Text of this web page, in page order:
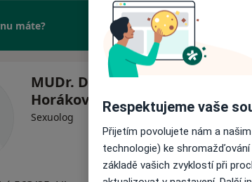
máte?
MUDr. Daniela
Horáková
Sexuolog
Respektujeme vaše
Přijetím povolujete nám a
technologie) ke
základě vašich zvyklostí při